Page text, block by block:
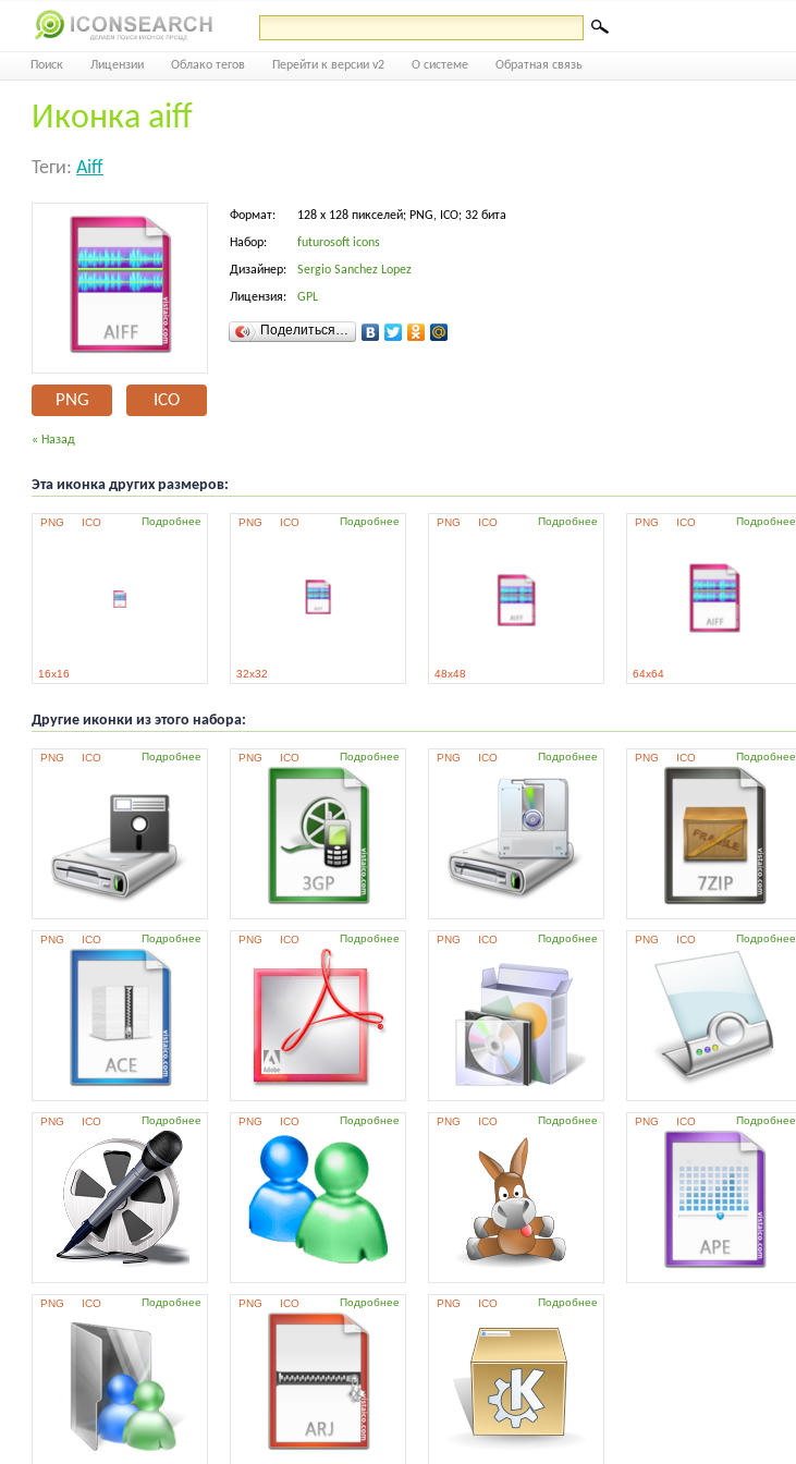
Поиск Лицензии Облако тегов Перейти к версии v2 О системе Обратная связь
Иконка aiff
Теги: Aiff
PNG ICO
Формат: 128 x 128 пикселей; PNG, ICO; 32 бита
Набор: futurosoft icons
Дизайнер: Sergio Sanchez Lopez
Лицензия: GPL
Поделиться…
« Назад
Эта иконка других размеров:
PNG ICO Подробнее
16x16
PNG ICO Подробнее
32x32
PNG ICO Подробнее
48x48
PNG ICO Подробнее
64x64
Другие иконки из этого набора:
PNG ICO Подробнее PNG ICO Подробнее PNG ICO Подробнее PNG ICO Подробнее
PNG ICO Подробнее PNG ICO Подробнее PNG ICO Подробнее PNG ICO Подробнее
PNG ICO Подробнее PNG ICO Подробнее PNG ICO Подробнее PNG ICO Подробнее
PNG ICO Подробнее PNG ICO Подробнее PNG ICO Подробнее